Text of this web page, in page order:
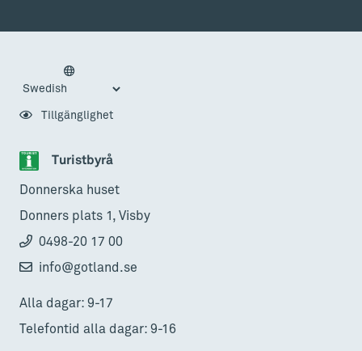
Turistbyrå
Donnerska huset
Donners plats 1, Visby
0498-20 17 00
info@gotland.se
Alla dagar: 9-17
Telefontid alla dagar: 9-16
Tillgänglighet